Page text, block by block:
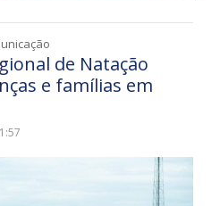
de Natação
e famílias em